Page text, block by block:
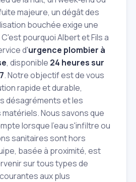
majeure, un dégât des
bouchée exige une
pourquoi Albert et Fils a
d'urgence plombier à
, disponible 24 heures sur
. Notre objectif est de vous
rapide et durable,
désagréments et les
Nous savons que
lorsque l'eau s'infiltre ou
sanitaires sont hors
basée à proximité, est
sur tous types de
aux plus